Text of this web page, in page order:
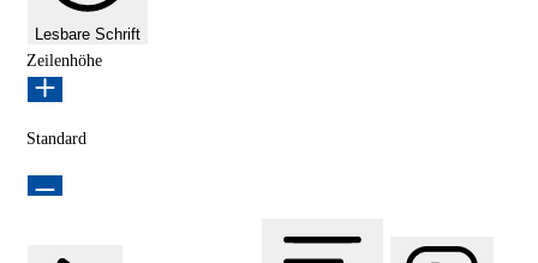
Lesbare Schrift
Zeilenhöhe
Standard